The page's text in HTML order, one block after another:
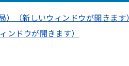
（新しいウィンドウが開きます）
ドウが開きます）